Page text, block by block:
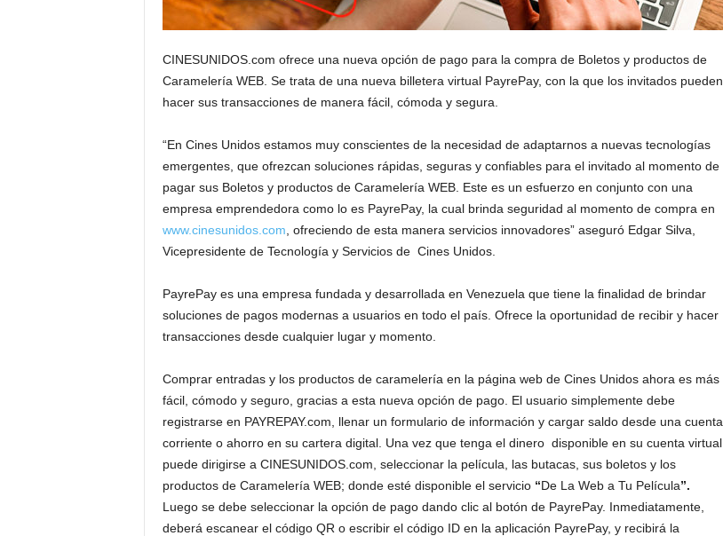
CINESUNIDOS.com ofrece una nueva opción de pago para la compra de Boletos y productos de
Caramelería WEB. Se trata de una nueva billetera virtual PayrePay, con la que los invitados pueden
hacer sus transacciones de manera fácil, cómoda y segura.
“En Cines Unidos estamos muy conscientes de la necesidad de adaptarnos a nuevas tecnologías
emergentes, que ofrezcan soluciones rápidas, seguras y confiables para el invitado al momento de
pagar sus Boletos y productos de Caramelería WEB. Este es un esfuerzo en conjunto con una
empresa emprendedora como lo es PayrePay, la cual brinda seguridad al momento de compra en
www.cinesunidos.com , ofreciendo de esta manera servicios innovadores” aseguró Edgar Silva,
Vicepresidente de Tecnología y Servicios de Cines Unidos.
PayrePay es una empresa fundada y desarrollada en Venezuela que tiene la finalidad de brindar
soluciones de pagos modernas a usuarios en todo el país. Ofrece la oportunidad de recibir y hacer
transacciones desde cualquier lugar y momento.
Comprar entradas y los productos de caramelería en la página web de Cines Unidos ahora es más
fácil, cómodo y seguro, gracias a esta nueva opción de pago. El usuario simplemente debe
registrarse en PAYREPAY.com, llenar un formulario de información y cargar saldo desde una cuenta
corriente o ahorro en su cartera digital. Una vez que tenga el dinero disponible en su cuenta virtual
puede dirigirse a CINESUNIDOS.com, seleccionar la película, las butacas, sus boletos y los
productos de Caramelería WEB; donde esté disponible el servicio “De La Web a Tu Película”.
Luego se debe seleccionar la opción de pago dando clic al botón de PayrePay. Inmediatamente,
deberá escanear el código QR o escribir el código ID en la aplicación PayrePay, y recibirá la